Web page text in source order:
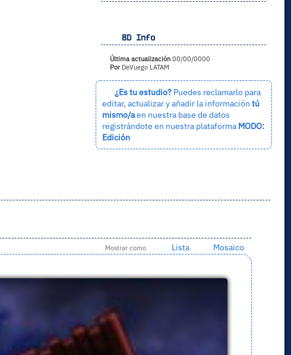
BD Info
Última actualización00/00/0000
PorDeVuego LATAM
¿Es tu estudio?Puedes reclamarlo para
editar, actualizar y añadir la información tú
mismo/aen nuestra base de datos
registrándote en nuestra plataforma MODO:
Edición
Mostrar como Lista Mosaico